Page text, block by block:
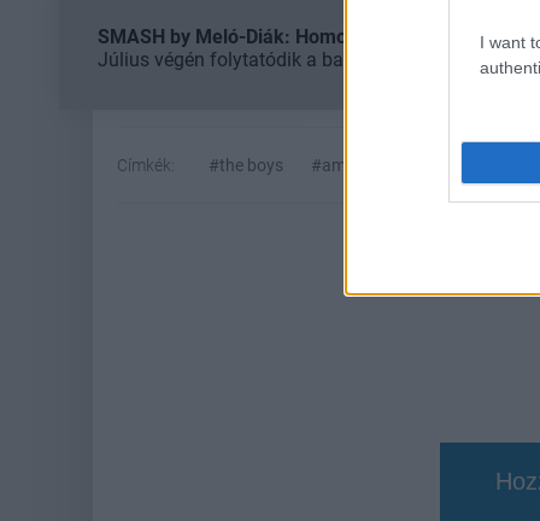
I want
SMASH by Meló-Diák: Homok, zene és a nyár
Július végén folytatódik a balatoni strandröplabda-
Címkék: #the boys #amazon